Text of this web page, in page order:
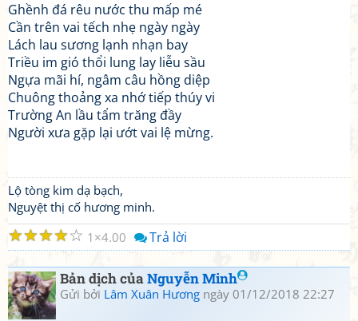
Ghềnh đá rêu nước thu mấp mé
Cần trên vai tếch nhẹ ngày ngày
Lách lau sương lạnh nhạn bay
Triều im gió thổi lung lay liễu sầu
Ngựa mãi hí, ngâm câu hồng diệp
Chuông thoảng xa nhớ tiếp thúy vi
Trường An lầu tẩm trăng đầy
Người xưa gặp lại ướt vai lệ mừng.
Lộ tòng kim dạ bạch,
Nguyệt thị cố hương minh.
☆
☆
☆
☆
☆ 1 4.00 Trả lời
Bản dịch củaNguyễn Minh
Gửi bởi Lâm Xuân Hương ngày 01/12/2018 22:27